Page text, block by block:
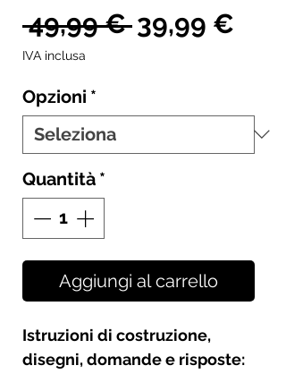
49,99 € Prezzo
39,99 €
IVA inclusa
Opzioni *
Quantità *
Aggiungi al carrello
Istruzioni di costruzione,
disegni, domande e risposte: